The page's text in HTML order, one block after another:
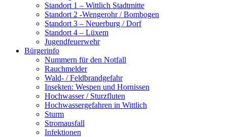
Standort 1 – Wittlich Stadtmitte
Standort 2 -Wengerohr / Bombogen
Standort 3 – Neuerburg / Dorf
Standort 4 – Lüxem
Jugendfeuerwehr
Bürgerinfo
Nummern für den Notfall
Rauchmelder
Wald- / Feldbrandgefahr
Insekten: Wespen und Hornissen
Hochwasser / Sturzfluten
Hochwassergefahren in Wittlich
Sturm
Stromausfall
Infektionen